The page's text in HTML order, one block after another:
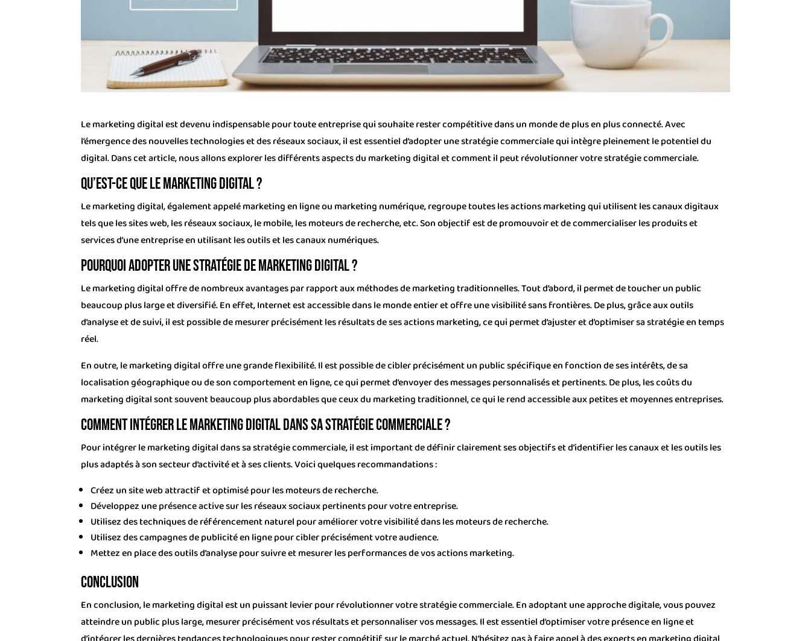
Le marketing digital est devenu indispensable pour toute entreprise qui souhaite rester compétitive dans un monde de plus en plus connecté. Avec
l’émergence des nouvelles technologies et des réseaux sociaux, il est essentiel d’adopter une stratégie commerciale qui intègre pleinement le potentiel du
digital. Dans cet article, nous allons explorer les différents aspects du marketing digital et comment il peut révolutionner votre stratégie commerciale.
Qu’est-ce que le marketing digital ?
Le marketing digital, également appelé marketing en ligne ou marketing numérique, regroupe toutes les actions marketing qui utilisent les canaux digitaux
tels que les sites web, les réseaux sociaux, le mobile, les moteurs de recherche, etc. Son objectif est de promouvoir et de commercialiser les produits et
services d’une entreprise en utilisant les outils et les canaux numériques.
Pourquoi adopter une stratégie de marketing digital ?
Le marketing digital offre de nombreux avantages par rapport aux méthodes de marketing traditionnelles. Tout d’abord, il permet de toucher un public
beaucoup plus large et diversifié. En effet, Internet est accessible dans le monde entier et offre une visibilité sans frontières. De plus, grâce aux outils
d’analyse et de suivi, il est possible de mesurer précisément les résultats de ses actions marketing, ce qui permet d’ajuster et d’optimiser sa stratégie en temps
réel.
En outre, le marketing digital offre une grande flexibilité. Il est possible de cibler précisément un public spécifique en fonction de ses intérêts, de sa
localisation géographique ou de son comportement en ligne, ce qui permet d’envoyer des messages personnalisés et pertinents. De plus, les coûts du
marketing digital sont souvent beaucoup plus abordables que ceux du marketing traditionnel, ce qui le rend accessible aux petites et moyennes entreprises.
Comment intégrer le marketing digital dans sa stratégie commerciale ?
Pour intégrer le marketing digital dans sa stratégie commerciale, il est important de définir clairement ses objectifs et d’identifier les canaux et les outils les
plus adaptés à son secteur d’activité et à ses clients. Voici quelques recommandations :
Créez un site web attractif et optimisé pour les moteurs de recherche.
Développez une présence active sur les réseaux sociaux pertinents pour votre entreprise.
Utilisez des techniques de référencement naturel pour améliorer votre visibilité dans les moteurs de recherche.
Utilisez des campagnes de publicité en ligne pour cibler précisément votre audience.
Mettez en place des outils d’analyse pour suivre et mesurer les performances de vos actions marketing.
Conclusion
En conclusion, le marketing digital est un puissant levier pour révolutionner votre stratégie commerciale. En adoptant une approche digitale, vous pouvez
atteindre un public plus large, mesurer précisément vos résultats et personnaliser vos messages. Il est essentiel d’optimiser votre présence en ligne et